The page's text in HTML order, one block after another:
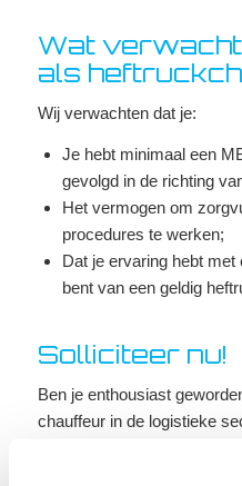
Wat
als
Wij verwachten dat je:
Je hebt minimaal een
gevolgd in de richting
Het vermogen om
procedures te werken;
Dat je ervaring hebt
bent van een geldig
Solliciteer nu!
Ben je enthousiast
chauffeur in de logistieke